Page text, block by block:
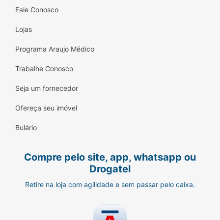
como síndrome nefrítica e nefrótica.
Composição do BetaTrinta Injetável
O princípio ativo do BetaTrinta é uma
juntos promovem um efeito anti-inflamatório,
suspensão contém:
Dipropionato de betametasona:
(equivalente a 5,0 mg de betametasona
Fosfato dissódico de betametasona:2,63
mg (equivalente a 2,0 mg de betametasona
suspensão injetável.
Fale Conosco
Lojas
Programa Araujo Médico
Trabalhe Conosco
Seja um fornecedor
Ofereça seu imóvel
Bulário
Compre pelo site, app, whatsapp ou
Drogatel
Retire na loja com agilidade e sem passar pelo caixa.